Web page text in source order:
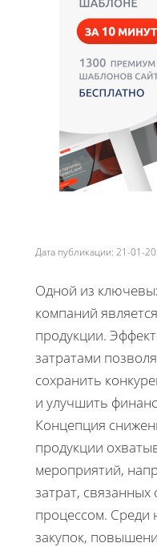
Дата публикации: 21-01-
Одной из
компаний
продукции.
затратами
сохранить
и улучшить
Концепция
продукции
мероприятий,
затрат,
процессом.
закупок,